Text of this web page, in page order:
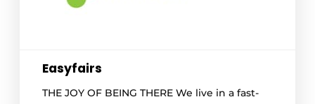
Easyfairs
THE JOY OF BEING THERE We live in a fast-